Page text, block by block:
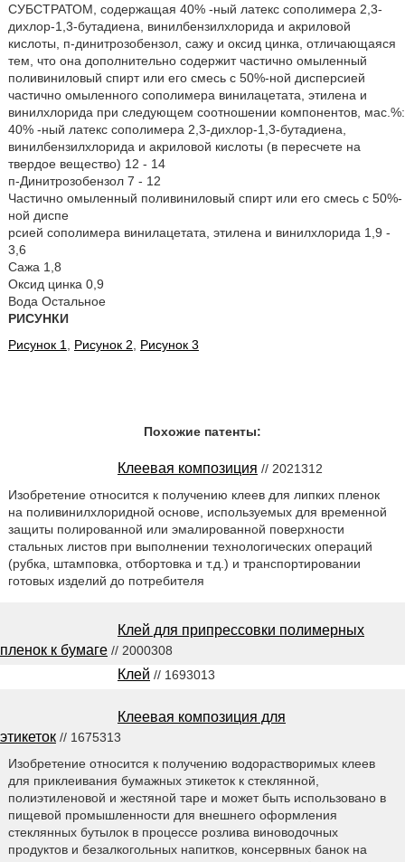
СУБСТРАТОМ, содержащая 40% -ный латекс сополимера 2,3-
дихлор-1,3-бутадиена, винилбензилхлорида и акриловой
кислоты, п-динитрозобензол, сажу и оксид цинка, отличающаяся
тем, что она дополнительно содержит частично омыленный
поливиниловый спирт или его смесь с 50%-ной дисперсией
частично омыленного сополимера винилацетата, этилена и
винилхлорида при следующем соотношении компонентов, мас.%:
40% -ный латекс сополимера 2,3-дихлор-1,3-бутадиена,
винилбензилхлорида и акриловой кислоты (в пересчете на
твердое вещество) 12 - 14
п-Динитрозобензол 7 - 12
Частично омыленный поливиниловый спирт или его смесь с 50%-
ной диспе
рсией сополимера винилацетата, этилена и винилхлорида 1,9 -
3,6
Сажа 1,8
Оксид цинка 0,9
Вода Остальное
РИСУНКИ
Рисунок 1
Рисунок 2 Рисунок 3
Похожие патенты:
Клеевая композиция // 2021312
Изобретение относится к получению клеев для липких пленок
на поливинилхлоридной основе, используемых для временной
защиты полированной или эмалированной поверхности
стальных листов при выполнении технологических операций
(рубка, штамповка, отбортовка и т.д.) и транспортировании
готовых изделий до потребителя
Клей для припрессовки полимерных
пленок к бумаге // 2000308
Клей // 1693013
Клеевая композиция для
этикеток // 1675313
Изобретение относится к получению водорастворимых клеев
для приклеивания бумажных этикеток к стеклянной,
полиэтиленовой и жестяной таре и может быть использовано в
пищевой промышленности для внешнего оформления
стеклянных бутылок в процессе розлива виноводочных
продуктов и безалкогольных напитков, консервных банок на